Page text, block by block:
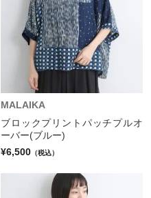
MALAIKA
ブロックプリントパッチプルオ
ーバー(ブルー)
¥6,500 （税込）